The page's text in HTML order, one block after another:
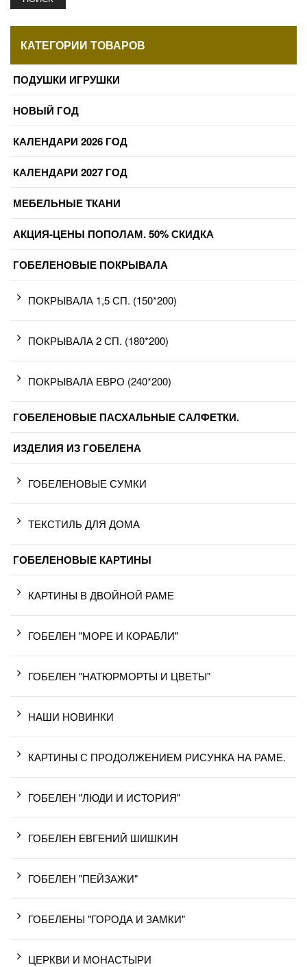
КАТЕГОРИИ ТОВАРОВ
ПОДУШКИ ИГРУШКИ
НОВЫЙ ГОД
КАЛЕНДАРИ 2026 ГОД
КАЛЕНДАРИ 2027 ГОД
МЕБЕЛЬНЫЕ ТКАНИ
АКЦИЯ-ЦЕНЫ ПОПОЛАМ. 50% СКИДКА
ГОБЕЛЕНОВЫЕ ПОКРЫВАЛА
ПОКРЫВАЛА 1,5 СП. (150*200)
ПОКРЫВАЛА 2 СП. (180*200)
ПОКРЫВАЛА ЕВРО (240*200)
ГОБЕЛЕНОВЫЕ ПАСХАЛЬНЫЕ САЛФЕТКИ.
ИЗДЕЛИЯ ИЗ ГОБЕЛЕНА
ГОБЕЛЕНОВЫЕ СУМКИ
ТЕКСТИЛЬ ДЛЯ ДОМА
ГОБЕЛЕНОВЫЕ КАРТИНЫ
КАРТИНЫ В ДВОЙНОЙ РАМЕ
ГОБЕЛЕН "МОРЕ И КОРАБЛИ"
ГОБЕЛЕН "НАТЮРМОРТЫ И ЦВЕТЫ"
НАШИ НОВИНКИ
КАРТИНЫ С ПРОДОЛЖЕНИЕМ РИСУНКА НА РАМЕ.
ГОБЕЛЕН "ЛЮДИ И ИСТОРИЯ"
ГОБЕЛЕН ЕВГЕНИЙ ШИШКИН
ГОБЕЛЕН "ПЕЙЗАЖИ"
ГОБЕЛЕНЫ "ГОРОДА И ЗАМКИ"
ЦЕРКВИ И МОНАСТЫРИ